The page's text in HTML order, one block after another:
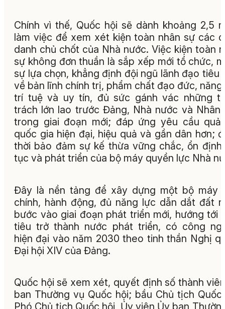
Chính vì thế, Quốc hội sẽ dành khoảng 2,5
làm việc để xem xét kiện toàn nhân sự các
danh chủ chốt của Nhà nước. Việc kiện toàn
sự không đơn thuần là sắp xếp mới tổ chức,
sự lựa chọn, khẳng định đội ngũ lãnh đạo tiêu
về bản lĩnh chính trị, phẩm chất đạo đức, năng
trí tuệ và uy tín, đủ sức gánh vác những
trách lớn lao trước Đảng, Nhà nước và Nhân
trong giai đoạn mới; đáp ứng yêu cầu
quốc gia hiện đại, hiệu quả và gần dân hơn;
thời bảo đảm sự kế thừa vững chắc, ổn định
tục và phát triển của bộ máy quyền lực Nhà
Đây là nền tảng để xây dựng một bộ máy
chính, hành động, đủ năng lực dẫn dắt đất
bước vào giai đoạn phát triển mới, hướng tới
tiêu trở thành nước phát triển, có công
hiện đại vào năm 2030 theo tinh thần Nghị
Đại hội XIV của Đảng.
Quốc hội sẽ xem xét, quyết định số thành
ban Thường vụ Quốc hội; bầu Chủ tịch Quốc
Phó Chủ tịch Quốc hội, Ủy viên Ủy ban